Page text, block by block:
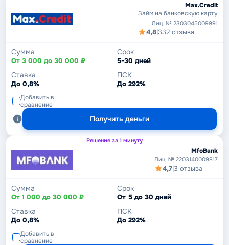
Max.Credit
Займ на банковскую карту
Лиц. № 2303045009991
4,8|332 отзыва
Сумма
От 3 000 до 30 000 ₽
Срок
5-30 дней
Ставка
До 0,8%
ПСК
До 292%
Добавить в
сравнение
Получить деньги
Решение за 1 минуту
MfoBank
Лиц. № 2203140009817
4,7|3 отзыва
Сумма
От 1 000 до 30 000 ₽
Срок
От 5 до 30 дней
Ставка
До 0,8%
ПСК
До 292%
Добавить в
сравнение